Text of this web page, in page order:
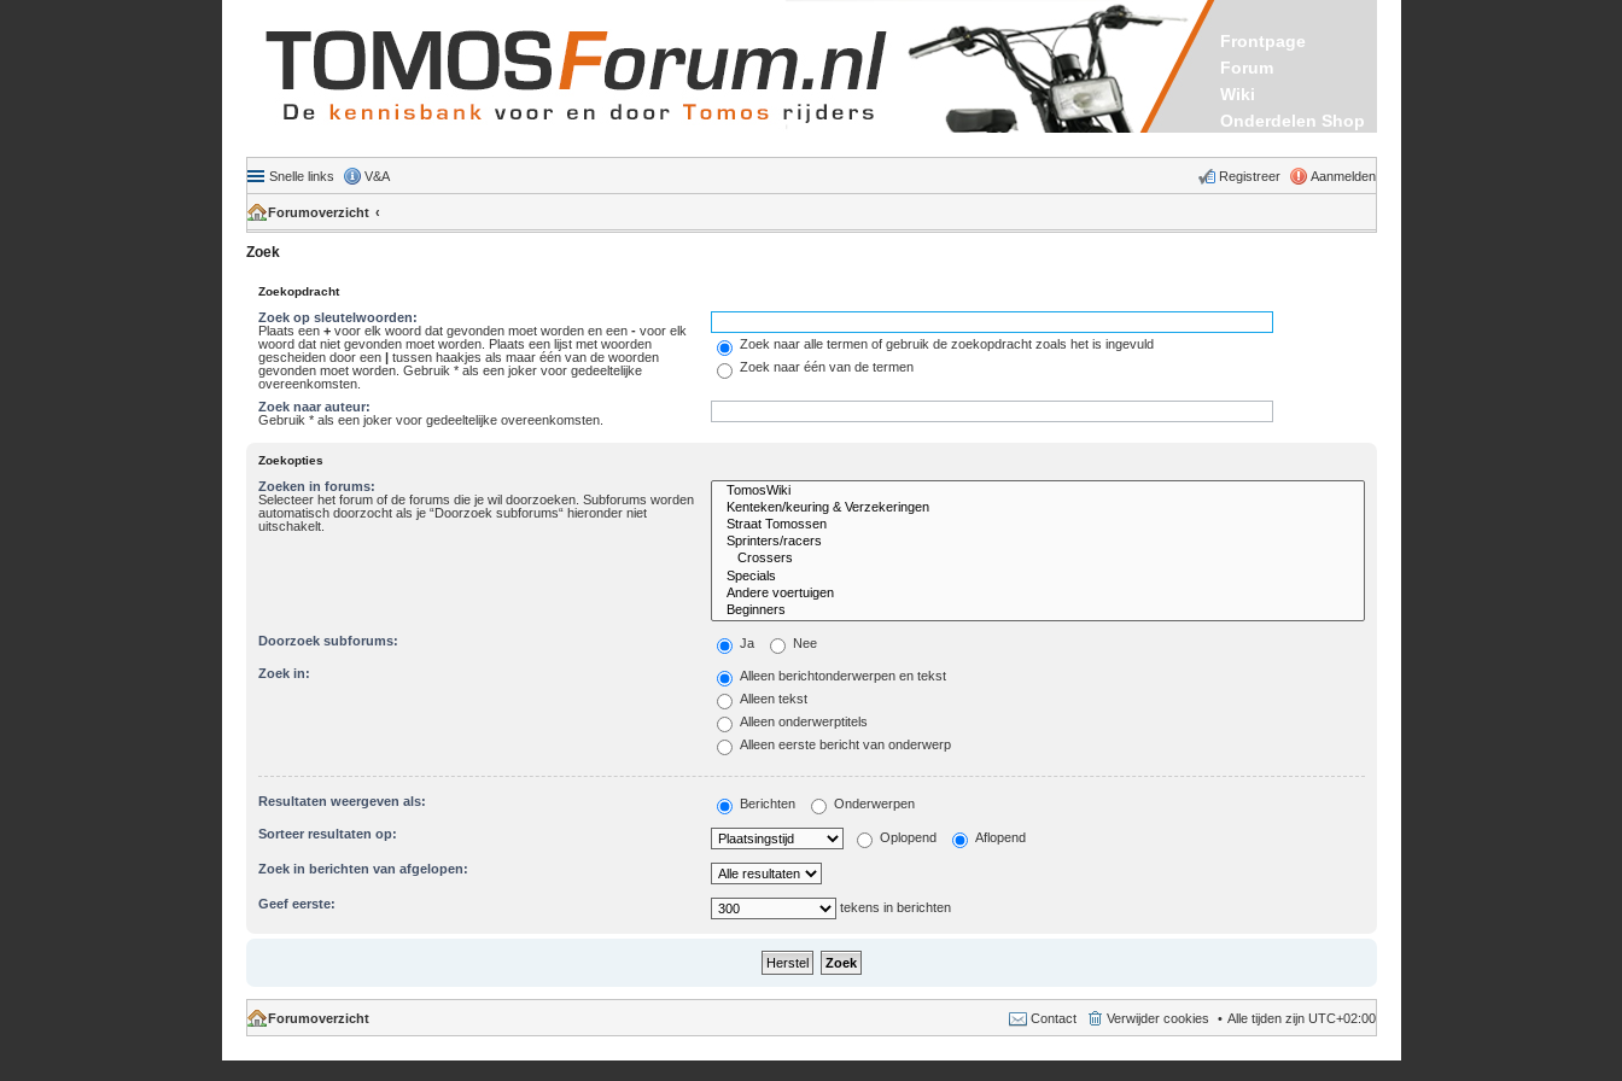
Frontpage
Forum
Wiki
Onderdelen Shop
Snelle links V&A Aanmelden
Registreer
Forumoverzicht
Zoek
Zoekopdracht
Zoek op sleutelwoorden:
Plaats een +voor elk woord dat gevonden moet worden en een -voor elk
woord dat niet gevonden moet worden. Plaats een lijst met woorden
gescheiden door een |tussen haakjes als maar één van de woorden
gevonden moet worden. Gebruik * als een joker voor gedeeltelijke
overeenkomsten.
Zoek naar alle termen of gebruik de zoekopdracht zoals het is ingevuld
Zoek naar één van de termen
Zoek naar auteur:
Gebruik * als een joker voor gedeeltelijke overeenkomsten.
Zoekopties
Zoeken in forums:
Selecteer het forum of de forums die je wil doorzoeken. Subforums worden
automatisch doorzocht als je “Doorzoek subforums“ hieronder niet
uitschakelt.
Doorzoek subforums: Ja Nee
Zoek in:
Alleen berichtonderwerpen en tekst
Alleen tekst
Alleen onderwerptitels
Alleen eerste bericht van onderwerp
Resultaten weergeven als: Berichten Onderwerpen
Sorteer resultaten op: Oplopend Aflopend
Zoek in berichten van afgelopen:
Geef eerste: tekens in berichten
Forumoverzicht Alle tijden zijn UTC+02:00
Verwijder cookies
Contact